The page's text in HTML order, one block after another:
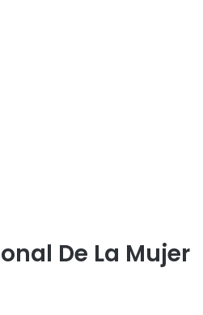
De La Mujer